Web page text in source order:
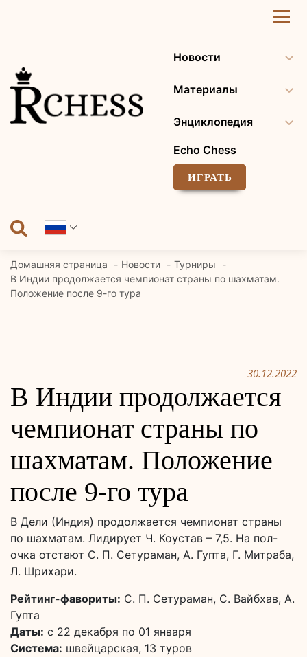
Новости
Материалы
Энциклопедия
Echo Chess
ИГРАТЬ
Домашняя страница Новости
Турниры
В Индии продолжается чемпионат страны по шахматам.
Положение после 9-го тура
30.12.2022
В Индии продолжается
чемпионат страны по
шахматам. Положение
после 9-го тура
В Дели (Индия) продолжается чемпионат страны
по шахматам. Лидирует Ч. Коустав – 7,5. На пол-
очка отстают С. П. Сетураман, А. Гупта, Г. Митраба,
Л. Шрихари.
Рейтинг-фавориты: С. П. Сетураман, С. Вайбхав, А.
Гупта
Даты: с 22 декабря по 01 января
Система: швейцарская, 13 туров